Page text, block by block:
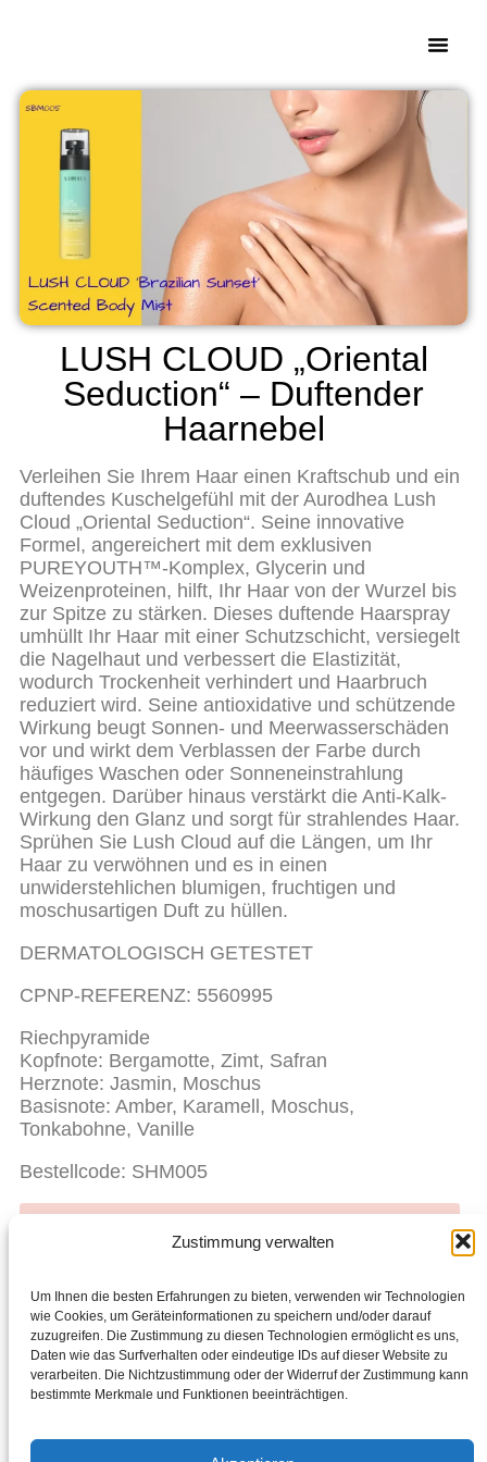
Zustimmung verwalten
Um Ihnen die besten Erfahrungen zu bieten, verwenden wir Technologien
wie Cookies, um Geräteinformationen zu speichern und/oder darauf
zuzugreifen. Die Zustimmung zu diesen Technologien ermöglicht es uns,
Daten wie das Surfverhalten oder eindeutige IDs auf dieser Website zu
verarbeiten. Die Nichtzustimmung oder der Widerruf der Zustimmung kann
bestimmte Merkmale und Funktionen beeinträchtigen.
LUSH CLOUD „Oriental
Seduction“ – Duftender
Haarnebel
Verleihen Sie Ihrem Haar einen Kraftschub und ein
duftendes Kuschelgefühl mit der Aurodhea Lush
Cloud „Oriental Seduction“. Seine innovative
Formel, angereichert mit dem exklusiven
PUREYOUTH™-Komplex, Glycerin und
Weizenproteinen, hilft, Ihr Haar von der Wurzel bis
zur Spitze zu stärken. Dieses duftende Haarspray
umhüllt Ihr Haar mit einer Schutzschicht, versiegelt
die Nagelhaut und verbessert die Elastizität,
wodurch Trockenheit verhindert und Haarbruch
reduziert wird. Seine antioxidative und schützende
Wirkung beugt Sonnen- und Meerwasserschäden
vor und wirkt dem Verblassen der Farbe durch
häufiges Waschen oder Sonneneinstrahlung
entgegen. Darüber hinaus verstärkt die Anti-Kalk-
Wirkung den Glanz und sorgt für strahlendes Haar.
Sprühen Sie Lush Cloud auf die Längen, um Ihr
Haar zu verwöhnen und es in einen
unwiderstehlichen blumigen, fruchtigen und
moschusartigen Duft zu hüllen.
DERMATOLOGISCH GETESTET
CPNP-REFERENZ: 5560995
Riechpyramide
Kopfnote: Bergamotte, Zimt, Safran
Herznote: Jasmin, Moschus
Basisnote: Amber, Karamell, Moschus,
Tonkabohne, Vanille
Bestellcode: SHM005
Facebook
ZURÜCK
Nocciolino – Nespresso®-kompatibles Kapselgetränk
WEITER